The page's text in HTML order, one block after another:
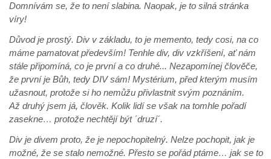
Domnívám se, že to není slabina. Naopak, je to silná stránka
víry!
Důvod je prostý. Div v základu, to je memento, tedy cosi, na co
máme pamatovat především! Tenhle div, div vzkříšení, ať nám
stále připomíná, co je první a co druhé... Nezapomínej člověče,
že první je Bůh, tedy DIV sám! Mystérium, před kterým musím
užasnout, protože si ho nemůžu přivlastnit svým poznáním.
Až druhý jsem já, člověk. Kolik lidí se však na tomhle pořadí
zasekne… protože nechtějí být ´druzí´.
Div je divem proto, že je nepochopitelný. Nelze pochopit, jak je
možné, že se stalo nemožné. Přesto se pořád ptáme… jak se to